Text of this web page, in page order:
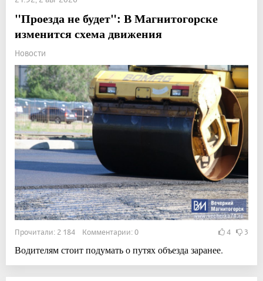
"Проезда не будет": В Магнитогорске
изменится схема движения
Новости
Прочитали: 2 184 Комментарии: 0 4 3
Водителям стоит подумать о путях объезда заранее.